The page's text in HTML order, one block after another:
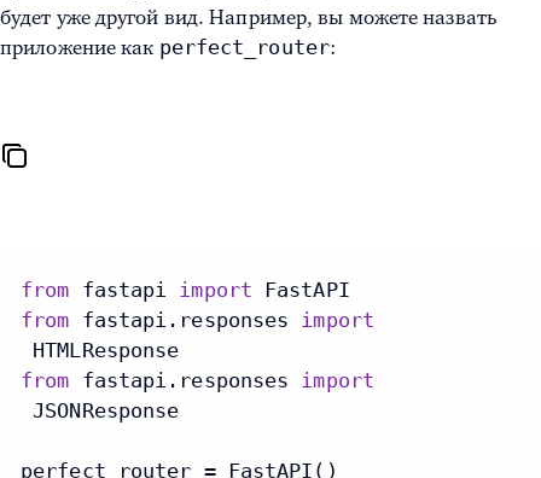
будет уже другой вид. Например, вы можете назвать
приложение как perfect_router:
from fastapi import
from fastapi.responses import
from fastapi.responses import
JSONResponse
perfect_router = FastAPI()